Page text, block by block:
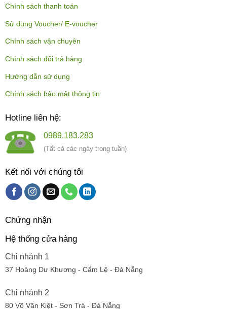
Chính sách thanh toán
Sử dụng Voucher/ E-voucher
Chính sách vận chuyên
Chính sách đổi trả hàng
Hướng dẫn sử dụng
Chính sách bảo mật thông tin
Hotline liên hệ:
0989.183.283
(Tất cả các ngày trong tuần)
Kết nối với chúng tôi
Chứng nhận
Hệ thống cửa hàng
Chi nhánh 1
37 Hoàng Dư Khương - Cẩm Lệ - Đà Nẵng
Chi nhánh 2
80 Võ Văn Kiệt - Sơn Trà - Đà Nẵng